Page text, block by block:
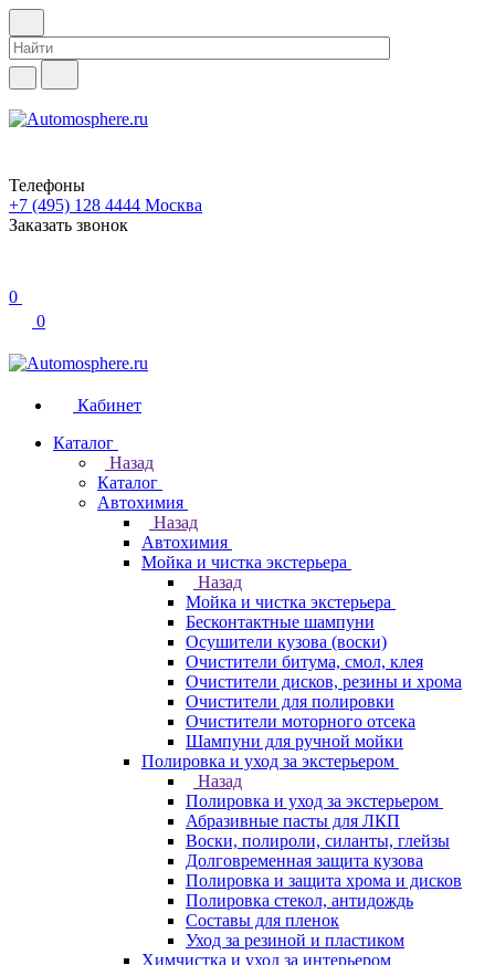
Телефоны
+7 (495) 128 4444 Москва
Заказать звонок
0
0
Кабинет
Каталог
Назад
Каталог
Автохимия
Назад
Автохимия
Мойка и чистка экстерьера
Назад
Мойка и чистка экстерьера
Бесконтактные шампуни
Осушители кузова (воски)
Очистители битума, смол, клея
Очистители дисков, резины и хрома
Очистители для полировки
Очистители моторного отсека
Шампуни для ручной мойки
Полировка и уход за экстерьером
Назад
Полировка и уход за экстерьером
Абразивные пасты для ЛКП
Воски, полироли, силанты, глейзы
Долговременная защита кузова
Полировка и защита хрома и дисков
Полировка стекол, антидождь
Составы для пленок
Уход за резиной и пластиком
Химчистка и уход за интерьером